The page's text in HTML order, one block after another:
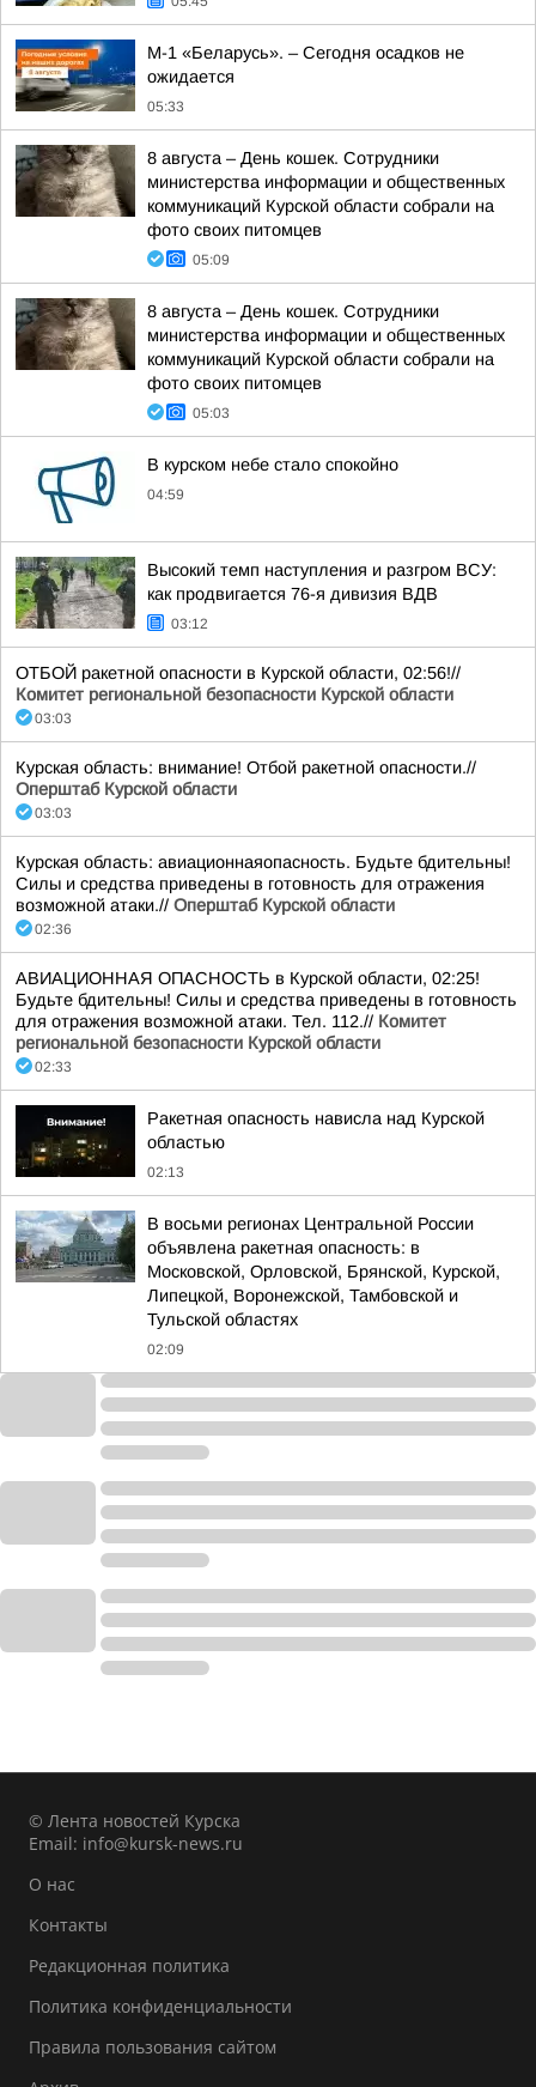
М-1 «Беларусь». – Сегодня осадков не
ожидается
05:33
8 августа – День кошек. Сотрудники
министерства информации и общественных
коммуникаций Курской области собрали на
фото своих питомцев
05:09
8 августа – День кошек. Сотрудники
министерства информации и общественных
коммуникаций Курской области собрали на
фото своих питомцев
05:03
В курском небе стало спокойно
04:59
Высокий темп наступления и разгром ВСУ:
как продвигается 76-я дивизия ВДВ
03:12
ОТБОЙ ракетной опасности в Курской области, 02:56!//
Комитет региональной безопасности Курской области
03:03
Курская область: внимание! Отбой ракетной опасности.//
Оперштаб Курской области
03:03
Курская область: авиационнаяопасность. Будьте бдительны!
Силы и средства приведены в готовность для отражения
возможной атаки.// Оперштаб Курской области
02:36
АВИАЦИОННАЯ ОПАСНОСТЬ в Курской области, 02:25!
Будьте бдительны! Силы и средства приведены в готовность
для отражения возможной атаки. Тел. 112.// Комитет
региональной безопасности Курской области
02:33
Ракетная опасность нависла над Курской
областью
02:13
В восьми регионах Центральной России
объявлена ракетная опасность: в
Московской, Орловской, Брянской, Курской,
Липецкой, Воронежской, Тамбовской и
Тульской областях
02:09
© Лента новостей Курска
Email: info@kursk-news.ru
О нас
Контакты
Редакционная политика
Политика конфиденциальности
Правила пользования сайтом